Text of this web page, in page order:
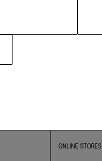
ONLINE STORES